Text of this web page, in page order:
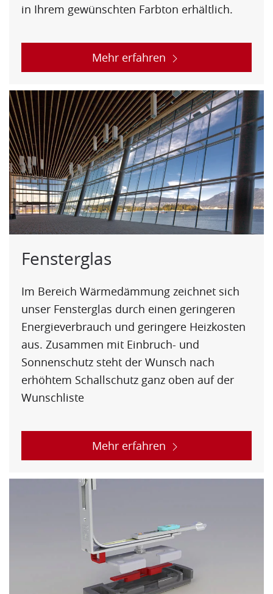
in Ihrem gewünschten Farbton erhältlich.
Mehr erfahren
Fensterglas
Im Bereich Wärmedämmung zeichnet sich
unser Fensterglas durch einen geringeren
Energieverbrauch und geringere Heizkosten
aus. Zusammen mit Einbruch- und
Sonnenschutz steht der Wunsch nach
erhöhtem Schallschutz ganz oben auf der
Wunschliste
Mehr erfahren